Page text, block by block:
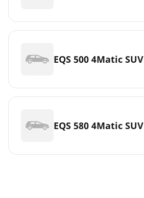
EQS 500 4Matic SUV
EQS 580 4Matic SUV